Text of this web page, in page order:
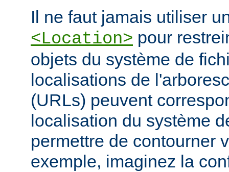
Il ne faut jamais utiliser
<Location> pour
objets du système de
localisations de
(URLs) peuvent
localisation du système
permettre de contourner
exemple, imaginez la